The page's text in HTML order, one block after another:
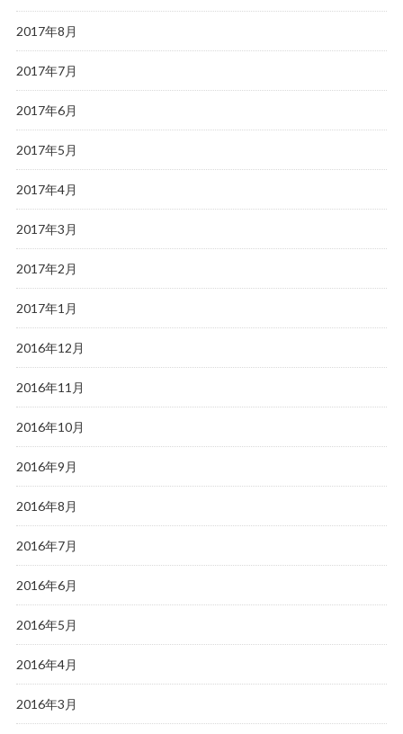
2017年8月
2017年7月
2017年6月
2017年5月
2017年4月
2017年3月
2017年2月
2017年1月
2016年12月
2016年11月
2016年10月
2016年9月
2016年8月
2016年7月
2016年6月
2016年5月
2016年4月
2016年3月